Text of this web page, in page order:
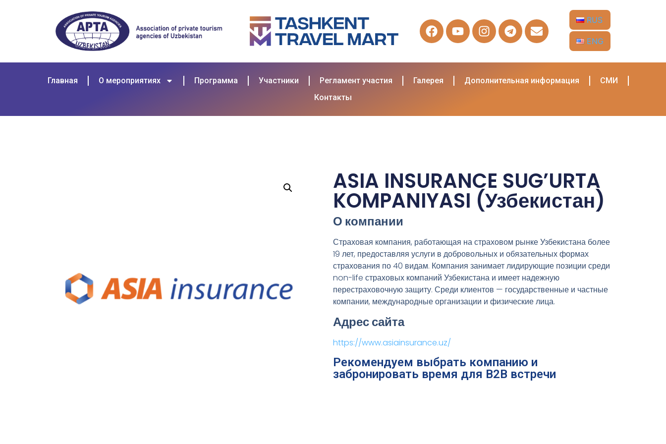
RUS
ENG
Главная О мероприятиях Программа Участники Регламент участия Галерея Дополнительная информация
СМИ
Контакты
ASIA INSURANCE SUG’URTA
KOMPANIYASI (Узбекистан)
О компании
Страховая компания, работающая на страховом рынке Узбекистана более
19 лет, предоставляя услуги в добровольных и обязательных формах
страхования по 40 видам. Компания занимает лидирующие позиции среди
non-life страховых компаний Узбекистана и имеет надежную
перестраховочную защиту. Среди клиентов — государственные и частные
компании, международные организации и физические лица.
Адрес сайта
https://www.asiainsurance.uz/
Рекомендуем выбрать компанию и
забронировать время для B2B встречи